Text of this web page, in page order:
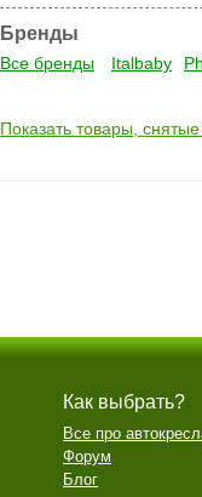
Бренды
Все бренды Italbaby
Показать товары,
Как выбрать?
Все про
Форум
Блог